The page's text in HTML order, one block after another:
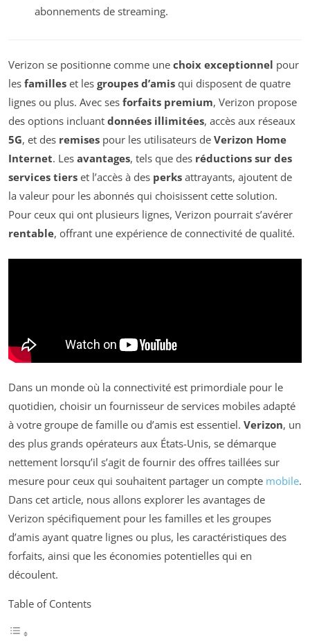
abonnements de streaming.
Verizon se positionne comme une choix exceptionnel pour
les familles et les groupes d’amis qui disposent de quatre
lignes ou plus. Avec ses forfaits premium, Verizon propose
des options incluant données illimitées, accès aux réseaux
5G, et des remises pour les utilisateurs de Verizon Home
Internet. Les avantages, tels que des réductions sur des
services tiers et l’accès à des perks attrayants, ajoutent de
la valeur pour les abonnés qui choisissent cette solution.
Pour ceux qui ont plusieurs lignes, Verizon pourrait s’avérer
rentable, offrant une expérience de connectivité de qualité.
Dans un monde où la connectivité est primordiale pour le
quotidien, choisir un fournisseur de services mobiles adapté
à votre groupe de famille ou d’amis est essentiel. Verizon, un
des plus grands opérateurs aux États-Unis, se démarque
nettement lorsqu’il s’agit de fournir des offres taillées sur
mesure pour ceux qui souhaitent partager un compte mobile.
Dans cet article, nous allons explorer les avantages de
Verizon spécifiquement pour les familles et les groupes
d’amis ayant quatre lignes ou plus, les caractéristiques des
forfaits, ainsi que les économies potentielles qui en
découlent.
Table of Contents